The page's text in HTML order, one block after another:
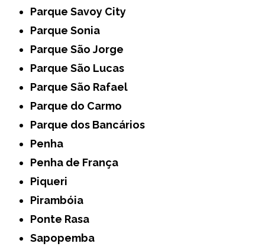
Parque Savoy City
Parque Sonia
Parque São Jorge
Parque São Lucas
Parque São Rafael
Parque do Carmo
Parque dos Bancários
Penha
Penha de França
Piqueri
Pirambóia
Ponte Rasa
Sapopemba